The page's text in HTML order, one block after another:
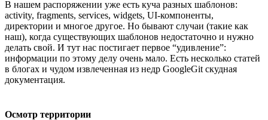
В нашем распоряжении уже есть куча разных шаблонов:
activity, fragments, services, widgets, UI-компоненты,
директории и многое другое. Но бывают случаи (такие как
наш), когда существующих шаблонов недостаточно и нужно
делать свой. И тут нас постигает первое “удивление”:
информации по этому делу очень мало. Есть несколько статей
в блогах и чудом извлеченная из недр GoogleGit скудная
документация.
Осмотр территории